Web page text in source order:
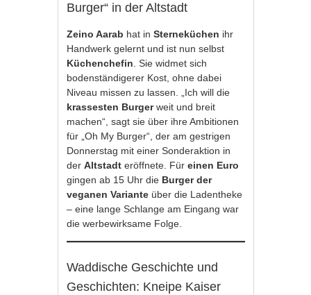
Burger“ in der Altstadt
Zeino Aarab hat inSterneküchen ihr
Handwerk gelernt und ist nun selbst
Küchenchefin . Sie widmet sich
bodenständigerer Kost, ohne dabei
Niveau missen zu lassen. „Ich will die
krassesten Burgerweit und breit
machen“, sagt sie über ihre Ambitionen
für „Oh My Burger“, der am gestrigen
Donnerstag mit einer Sonderaktion in
derAltstadteröffnete. Füreinen Euro
gingen ab 15 Uhr die Burger der
veganen Variante über die Ladentheke
– eine lange Schlange am Eingang war
die werbewirksame Folge.
Waddische Geschichte und
Geschichten: Kneipe Kaiser